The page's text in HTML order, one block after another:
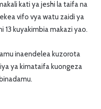
kati ya jeshi la taifa na
vifo vya watu zaidi ya
kuyakimbia makazi yao.
inaendelea kuzorota
ya kimataifa kuongeza